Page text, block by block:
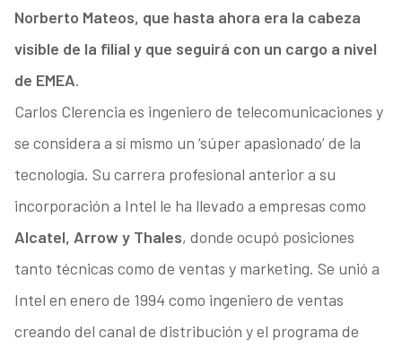
Norberto Mateos, que hasta ahora era la cabeza
visible de la filial y que seguirá con un cargo a nivel
de EMEA.
Carlos Clerencia es ingeniero de telecomunicaciones y
se considera a sí mismo un ‘súper apasionado’ de la
tecnología. Su carrera profesional anterior a su
incorporación a Intel le ha llevado a empresas como
Alcatel, Arrow y Thales, donde ocupó posiciones
tanto técnicas como de ventas y marketing. Se unió a
Intel en enero de 1994 como ingeniero de ventas
creando del canal de distribución y el programa de